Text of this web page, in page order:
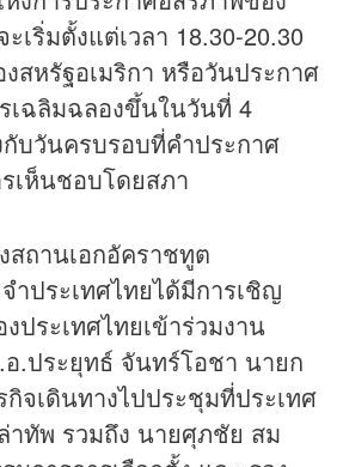
เริ่มตั้งแต่เวลา 18.30-20.30
สหรัฐอเมริกา หรือวันประกาศ
เฉลิมฉลองขึ้นในวันที่ 4
บวันครบรอบที่คำประกาศ
เห็นชอบโดยสภา
สถานเอกอัคราชทูต
ำประเทศไทยได้มีการเชิญ
ระเทศไทยเข้าร่วมงาน
.ประยุทธ์ จันทร์โอชา นายก
จเดินทางไปประชุมที่ประเทศ
ทัพ รวมถึง นายศุภชัย สม